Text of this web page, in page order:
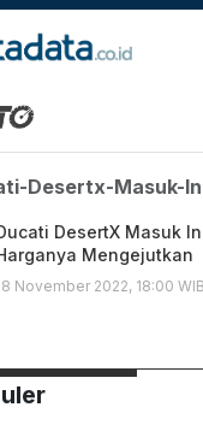
Masuk
Desertx-Masuk-
DesertX Masuk
Mengejutkan
November 2022, 18:00 WIB